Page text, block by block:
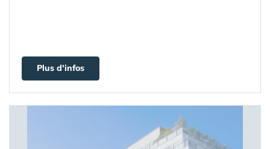
Plus d'infos